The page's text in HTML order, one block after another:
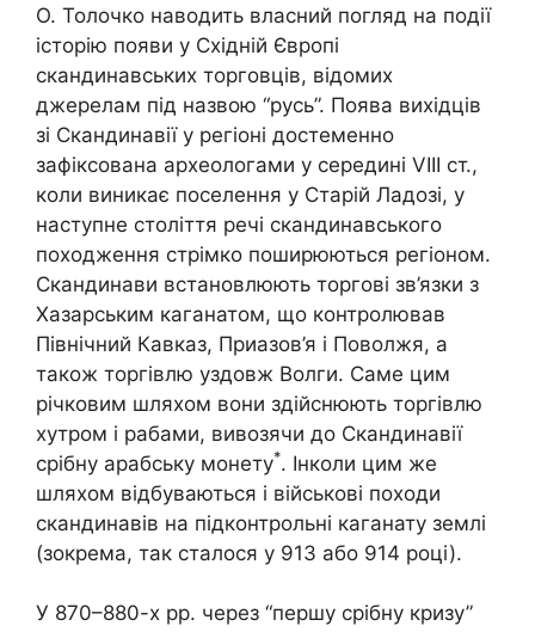
О. Толочко наводить власний погляд на події
історію появи у Східній Європі
скандинавських торговців, відомих
джерелам під назвою “русь”. Поява вихідців
зі Скандинавії у регіоні достеменно
зафіксована археологами у середині VIII ст.,
коли виникає поселення у Старій Ладозі, у
наступне століття речі скандинавського
походження стрімко поширюються регіоном.
Скандинави встановлюють торгові зв’язки з
Хазарським каганатом, що контролював
Північний Кавказ, Приазов’я і Поволжя, а
також торгівлю уздовж Волги. Саме цим
річковим шляхом вони здійснюють торгівлю
хутром і рабами, вивозячи до Скандинавії
срібну арабську монету*. Інколи цим же
шляхом відбуваються і військові походи
скандинавів на підконтрольні каганату землі
(зокрема, так сталося у 913 або 914 році).
У 870–880-х рр. через “першу срібну кризу”